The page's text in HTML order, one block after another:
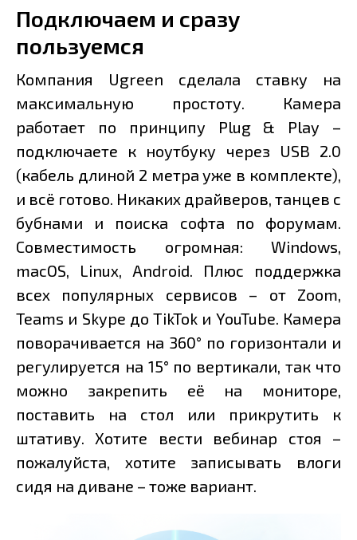
Подключаем и сразу
пользуемся
Компания Ugreen сделала ставку на
максимальную простоту. Камера
работает по принципу Plug & Play –
подключаете к ноутбуку через USB 2.0
(кабель длиной 2 метра уже в комплекте),
и всё готово. Никаких драйверов, танцев с
бубнами и поиска софта по форумам.
Совместимость огромная: Windows,
macOS, Linux, Android. Плюс поддержка
всех популярных сервисов – от Zoom,
Teams и Skype до TikTok и YouTube. Камера
поворачивается на 360° по горизонтали и
регулируется на 15° по вертикали, так что
можно закрепить её на мониторе,
поставить на стол или прикрутить к
штативу. Хотите вести вебинар стоя –
пожалуйста, хотите записывать влоги
сидя на диване – тоже вариант.